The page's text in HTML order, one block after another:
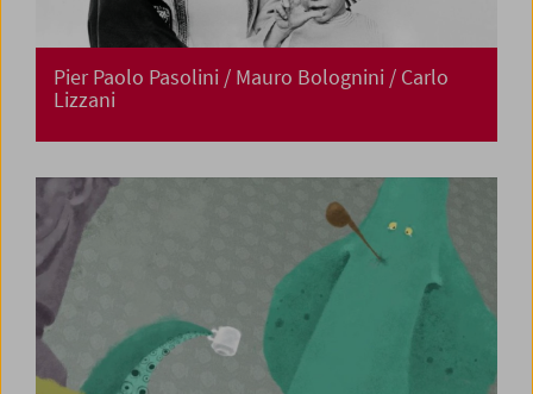
Pier Paolo Pasolini / Mauro Bolognini / Carlo
Lizzani